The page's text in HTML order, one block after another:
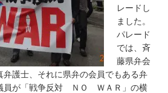
レードし
ました。
パレード
では、斉
藤県弁会
弁護士、それに県弁の会員でもある弁
員が「戦争反対 ＮＯ ＷＡＲ」の横